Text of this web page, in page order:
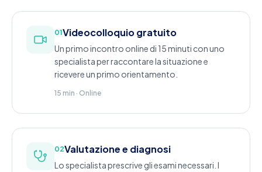
01Videocolloquio gratuito
Un primo incontro online di 15 minuti con uno
specialista per raccontare la situazione e
ricevere un primo orientamento.
15 min · Online
02Valutazione e diagnosi
Lo specialista prescrive gli esami necessari. I